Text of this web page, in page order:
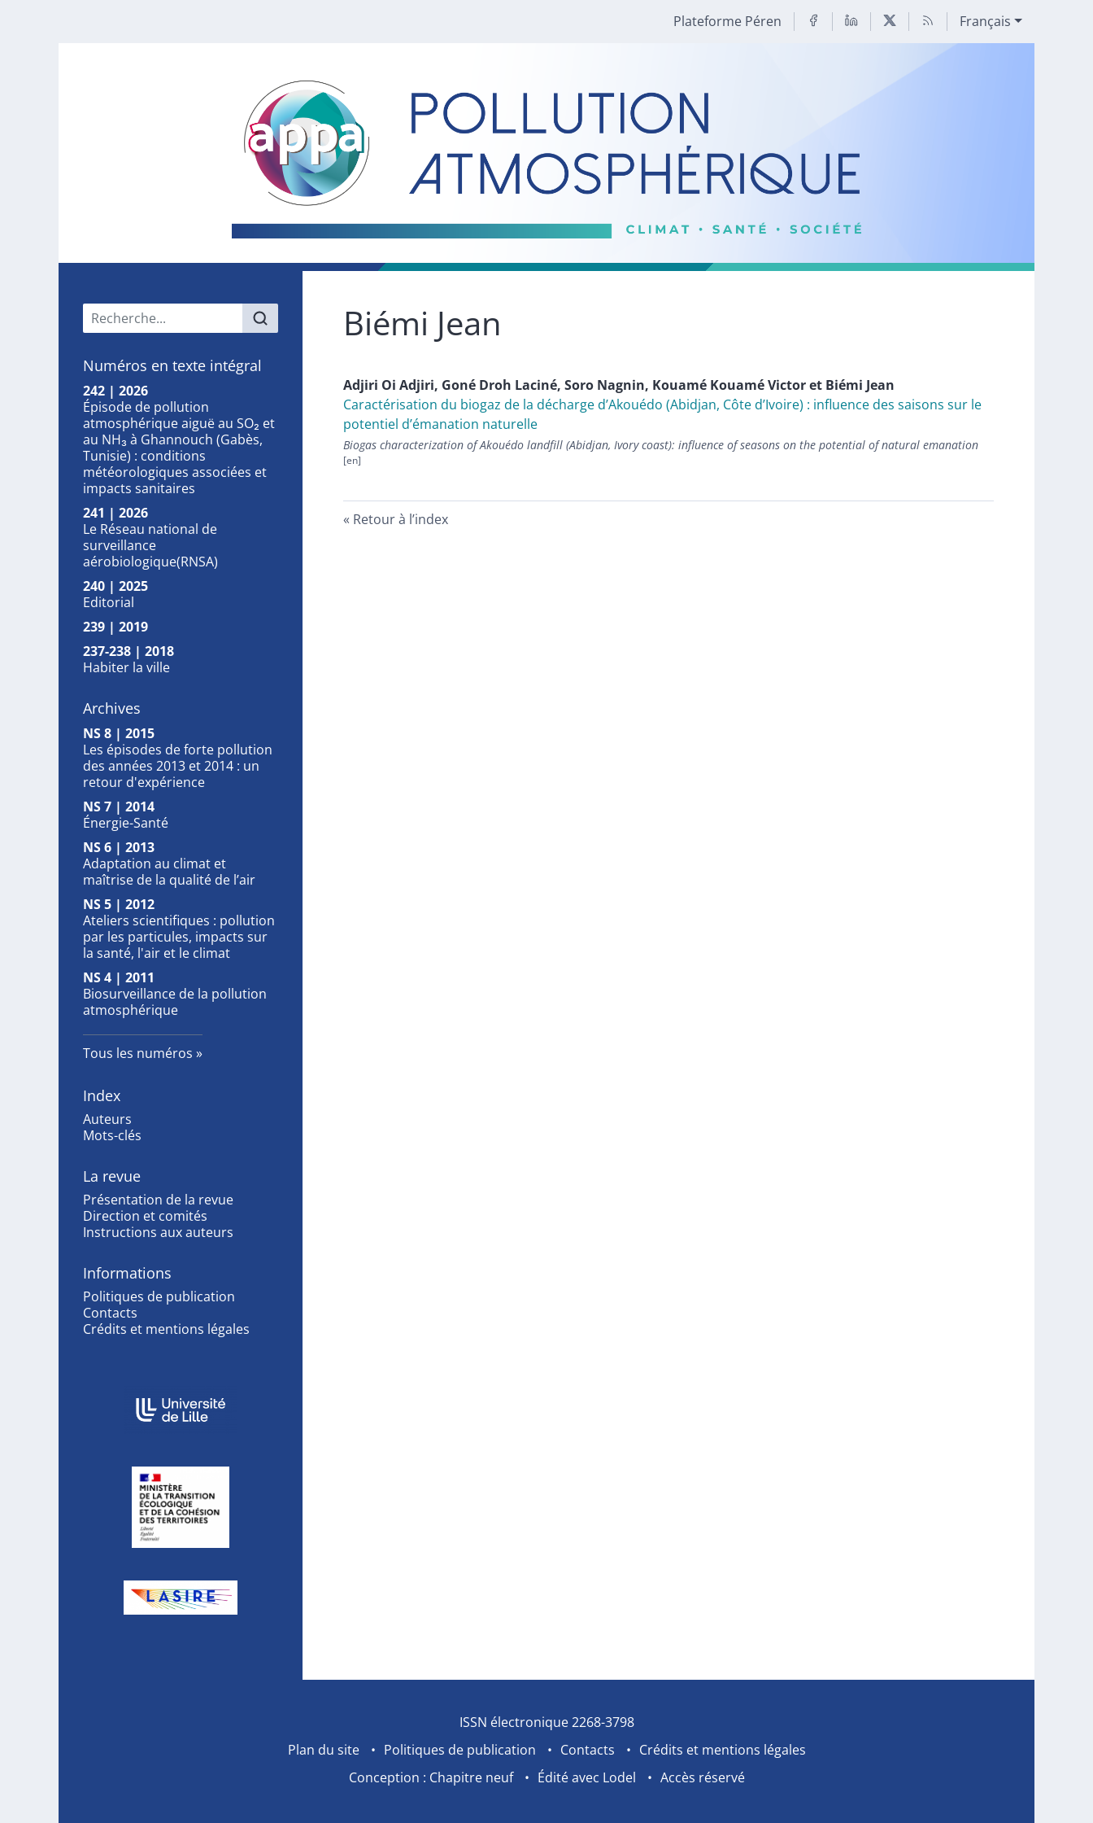
Plateforme Péren Français
Menu principal
Numéros en texte intégral
242 | 2026
Épisode de pollution
atmosphérique aiguë au SO₂ et
au NH₃ à Ghannouch (Gabès,
Tunisie) : conditions
météorologiques associées et
impacts sanitaires
241 | 2026
Le Réseau national de
surveillance
aérobiologique(RNSA)
240 | 2025
Editorial
239 | 2019
237-238 | 2018
Habiter la ville
Archives
NS 8 | 2015
Les épisodes de forte pollution
des années 2013 et 2014 : un
retour d'expérience
NS 7 | 2014
Énergie-Santé
NS 6 | 2013
Adaptation au climat et
maîtrise de la qualité de l’air
NS 5 | 2012
Ateliers scientifiques : pollution
par les particules, impacts sur
la santé, l'air et le climat
NS 4 | 2011
Biosurveillance de la pollution
atmosphérique
Tous les numéros
Index
Auteurs
Mots-clés
La revue
Présentation de la revue
Direction et comités
Instructions aux auteurs
Informations
Politiques de publication
Contacts
Crédits et mentions légales
Affiliations/partenaires
Biémi Jean
Adjiri Oi Adjiri, Goné Droh Laciné, Soro Nagnin, Kouamé KouaméVictoret Biémi Jean
Caractérisation du biogaz de la décharge d’Akouédo (Abidjan, Côte d’Ivoire) : influence des saisons sur le
potentiel d’émanation naturelle
Biogas characterization of Akouédo landfill (Abidjan, Ivory coast): influence of seasons on the potential of natural emanation
Retour à l’index
ISSN électronique 2268-3798
Plan du site
Politiques de publication Contacts
Crédits et mentions légales
Conception : Chapitre neuf
Édité avec Lodel Accès réservé